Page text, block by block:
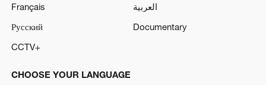
Français
العربية
Русский
Documentary
CCTV+
CHOOSE YOUR LANGUAGE